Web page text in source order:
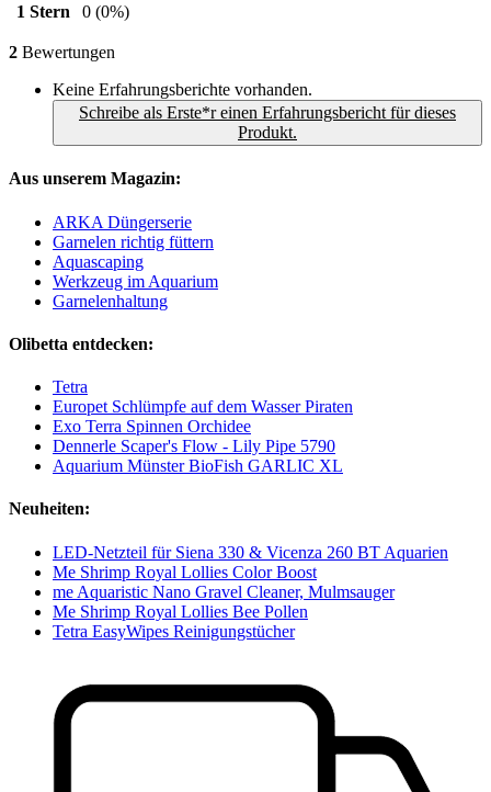
1 Stern 0 (0%)
2 Bewertungen
Keine Erfahrungsberichte vorhanden.
Schreibe als Erste*r einen Erfahrungsbericht für dieses
Produkt.
Aus unserem Magazin:
ARKA Düngerserie
Garnelen richtig füttern
Aquascaping
Werkzeug im Aquarium
Garnelenhaltung
Olibetta entdecken:
Tetra
Europet Schlümpfe auf dem Wasser Piraten
Exo Terra Spinnen Orchidee
Dennerle Scaper's Flow - Lily Pipe 5790
Aquarium Münster BioFish GARLIC XL
Neuheiten:
LED-Netzteil für Siena 330 & Vicenza 260 BT Aquarien
Me Shrimp Royal Lollies Color Boost
me Aquaristic Nano Gravel Cleaner, Mulmsauger
Me Shrimp Royal Lollies Bee Pollen
Tetra EasyWipes Reinigungstücher